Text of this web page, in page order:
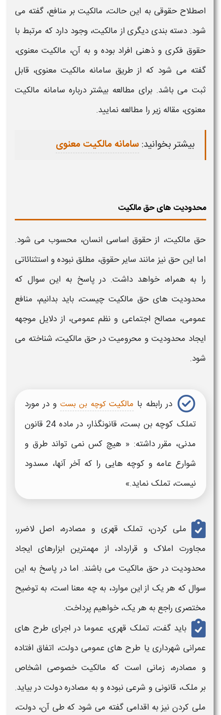
اصطلاح حقوقی به این حالت، مالکیت بر منافع، گفته می
شود. دسته بندی دیگری از مالکیت، وجود دارد که مرتبط با
حقوق فکری و ذهنی افراد بوده و به آن، مالکیت معنوی،
گفته می شود که از طریق سامانه مالکیت معنوی، قابل
ثبت می باشد. برای مطالعه بیشتر درباره سامانه مالکیت
معنوی، مقاله زیر را مطالعه نمایید.
بیشتر بخوانید:سامانه مالکیت معنوی
محدودیت های حق مالکیت
حق مالکیت، از حقوق اساسی انسان، محسوب می شود.
اما این حق نیز مانند سایر حقوق، مطلق نبوده و استثنائاتی
را به همراه، خواهد داشت. در پاسخ به این سوال که
محدودیت های حق مالکیت چیست، باید بدانیم، منافع
عمومی، مصالح اجتماعی و نظم عمومی، از دلایل موجهه
ایجاد محدودیت و محرومیت در حق مالکیت، شناخته می
شود.
در رابطه با مالکیت کوچه بن بست و در مورد
تملک کوچه بن بست، قانونگذار، در ماده 24 قانون
مدنی، مقرر داشته: « هیچ‌ کس نمی‌ تواند طرق و
شوارع عامه و کوچه ‌هایی را که آخر آنها، مسدود
نیست، تملک نماید.»
ملی کردن، تملک قهری و مصادره، اصل لاضرر،
مجاورت املاک و قرارداد، از مهمترین ابزارهای ایجاد
محدودیت در حق مالکیت می باشند. اما در پاسخ به این
سوال که هر یک از این موارد، به چه معنا است، به توضیح
مختصری راجع به هر یک، خواهیم پرداخت.
باید گفت، تملک قهری، عموما در اجرای طرح های
عمرانی شهرداری یا طرح های عمومی دولت، اتفاق افتاده
و مصادره، زمانی است که مالکیت خصوصی اشخاص
بر ملک، قانونی و شرعی نبوده و به مصادره دولت در بیاید.
ملی کردن نیز به اقدامی گفته می شود که طی آن، دولت،